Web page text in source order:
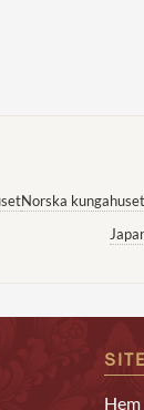
Norska kungahuset
Hem